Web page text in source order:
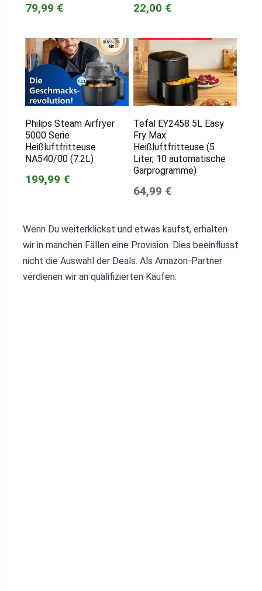
79,99 € 22,00 €
Philips Steam Airfryer
5000 Serie
Heißluftfritteuse
NA540/00 (7.2L)
199,99 €
Tefal EY2458 5L Easy
Fry Max
Heißluftfritteuse (5
Liter, 10 automatische
Garprogramme)
64,99 €
Wenn Du weiterklickst und etwas kaufst, erhalten
wir in manchen Fällen eine Provision. Dies beeinflusst
nicht die Auswahl der Deals. Als Amazon-Partner
verdienen wir an qualifizierten Käufen.